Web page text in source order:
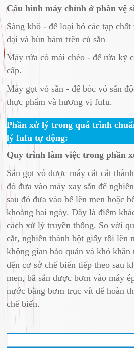
Cấu hình máy chính ở phần vệ
Sàng khô - để loại bỏ các tạp
dại và bùn bám trên củ sắn
Máy rửa có mái chèo - để rửa kỹ
cấp.
Máy gọt vỏ sắn - để bóc vỏ sắn
thực phẩm và hương vị fufu.
Phần xử lý trong quá trình
lý fufu tự động:
Quy trình làm việc trong phần
Sắn gọt vỏ được máy cắt cắt
đó đưa vào máy xay sắn để
sau đó đưa vào bể lên men hoặc
khoảng hai ngày. Đây là điểm
cách xử lý truyền thống. So với
cắt, nghiền thành bột giấy rồi lên
không gian bảo quản và khó
đến cơ sở chế biến tiếp theo sau
men, bã sắn được bơm vào máy
nước bằng bơm trục vít để hoàn
chế biến.